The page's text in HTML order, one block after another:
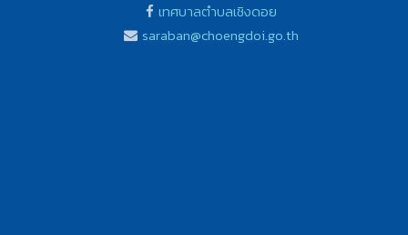
เทศบาลตำบลเชิงดอย
saraban@choengdoi.go.th